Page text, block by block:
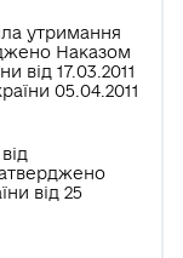
утримання
Наказом
від 17.03.2011
05.04.2011
від 25